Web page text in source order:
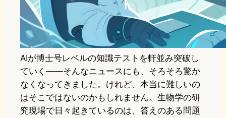
AIが博士号レベルの知識テストを軒並み突破し
ていく——そんなニュースにも、そろそろ驚か
なくなってきました。けれど、本当に難しいの
はそこではないのかもしれません。生物学の研
究現場で日々起きているのは、答えのある問題